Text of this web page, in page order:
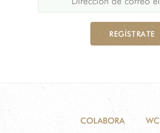
REGÍSTRATE
COLABORA